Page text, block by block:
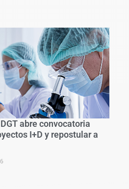
abre convocatoria
I+D y repostular a